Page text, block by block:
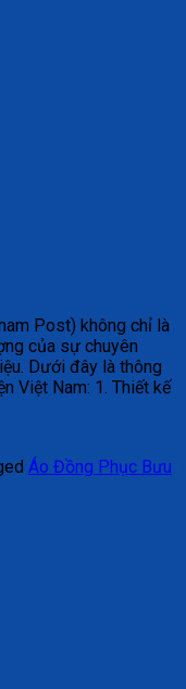
Post) không chỉ là
của sự chuyên
Dưới đây là thông
Việt Nam: 1. Thiết kế
Áo Đồng Phục Bưu